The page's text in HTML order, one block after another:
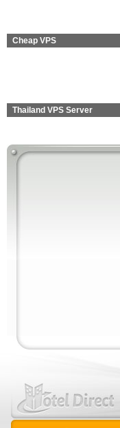
Cheap VPS
Thailand VPS Server